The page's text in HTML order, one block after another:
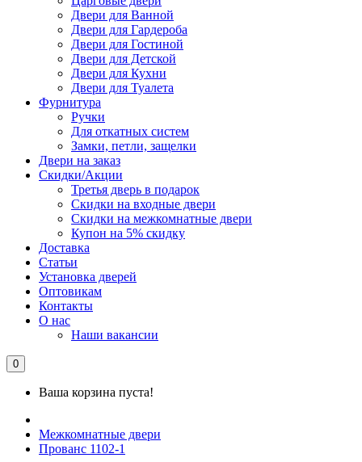
Двери для Ванной
Двери для Гардероба
Двери для Гостиной
Двери для Детской
Двери для Кухни
Двери для Туалета
Фурнитура
Ручки
Для откатных систем
Замки, петли, защелки
Двери на заказ
Скидки/Акции
Третья дверь в подарок
Скидки на входные двери
Скидки на межкомнатные двери
Купон на 5% скидку
Доставка
Статьи
Установка дверей
Оптовикам
Контакты
О нас
Наши вакансии
0
Ваша корзина пуста!
Межкомнатные двери
Прованс 1102-1